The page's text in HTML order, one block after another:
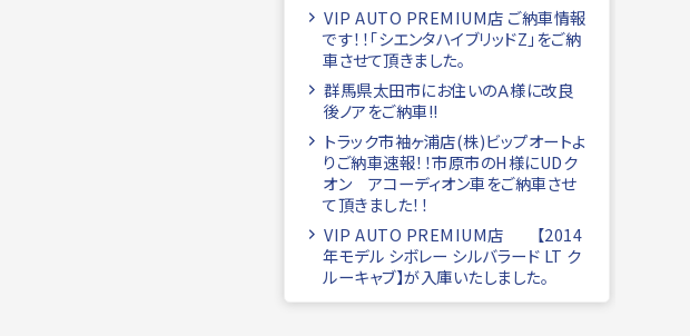
VIP AUTO PREMIUM店 ご納車情報
です！！「シエンタハイブリッドZ」をご納
車させて頂きました。
群馬県太田市にお住いのＡ様に改良
後ノアをご納車!!
トラック市袖ヶ浦店(株)ビップオートよ
りご納車速報！！市原市のH様にUDク
オン アコーディオン車をご納車させ
て頂きました！！
VIP AUTO PREMIUM店 【2014
年モデル シボレー シルバラード LT ク
ルーキャブ】が入庫いたしました。